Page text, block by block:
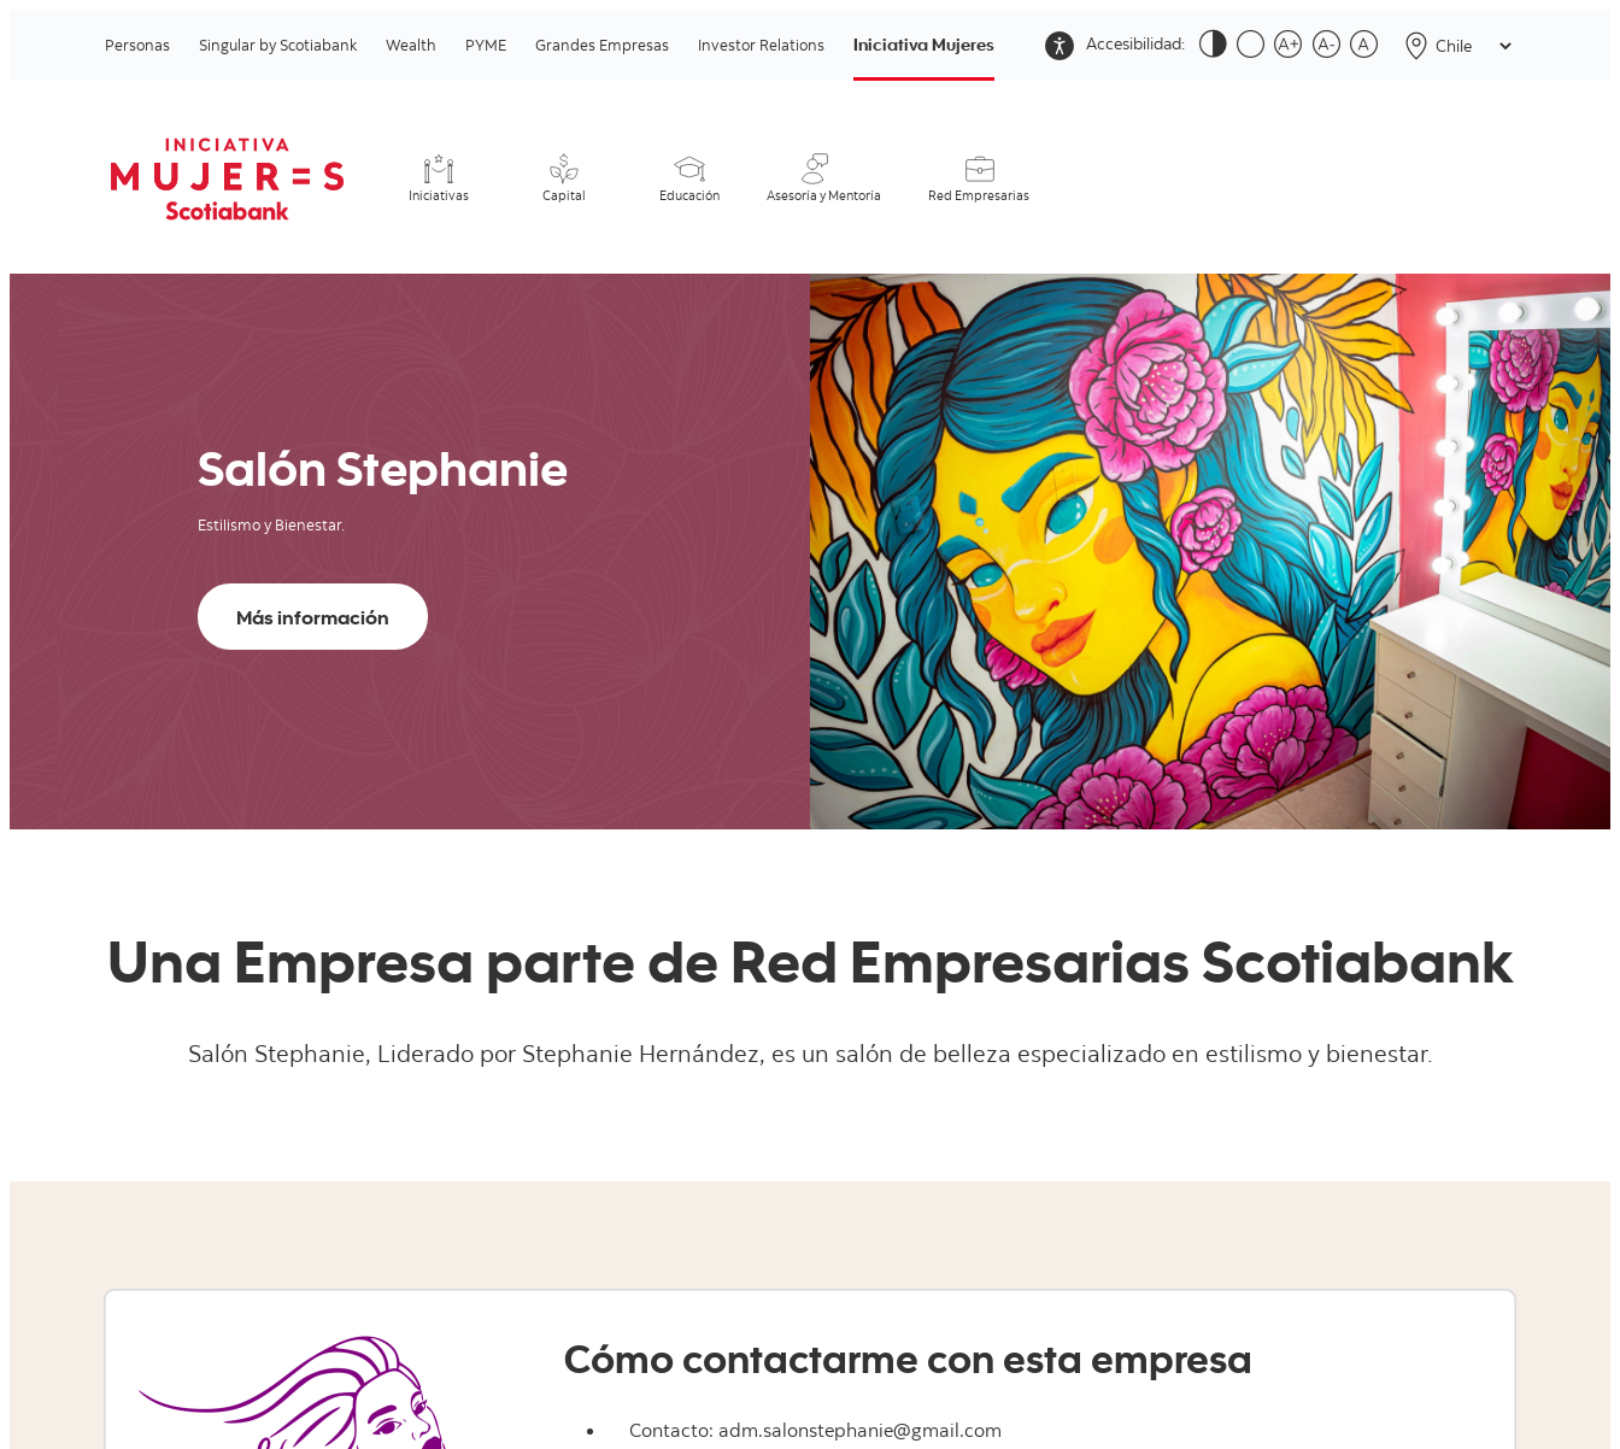
Personas Singular by Scotiabank Wealth PYME Grandes Empresas Investor Relations Iniciativa Mujeres Accesibilidad:
Iniciativas Capital Educación Asesoría y Mentoría Red Empresarias
Salón Stephanie
Estilismo y Bienestar.
Más información
Una Empresa parte de Red Empresarias Scotiabank
Salón Stephanie, Liderado por Stephanie Hernández, es un salón de belleza especializado en estilismo y bienestar.​
Cómo contactarme con esta empresa​
Contacto: adm.salonstephanie@gmail.com